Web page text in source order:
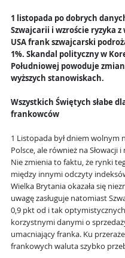
1 listopada po dobrych
Szwajcarii i wzroście ryzyka z
USA frank szwajcarski
1%. Skandal polityczny w
Południowej powoduje
wyższych stanowiskach.
Wszystkich Świętych słabe
frankowców
1 Listopada był dniem wolnym
Polsce, ale również na Słowacji i
Nie zmienia to faktu, że rynki
między innymi odczyty
Wielka Brytania okazała się
uwagę zasługuje natomiast
0,9 pkt od i tak
korzystnymi danymi o
umacniający franka. Ku
frankowych waluta szybko